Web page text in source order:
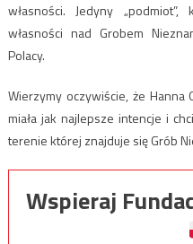
własności. Jedyny
własności nad Grobem
Polacy.
Wierzymy oczywiście, że
miała jak najlepsze intencje i
terenie której znajduje się Grób
Wspieraj